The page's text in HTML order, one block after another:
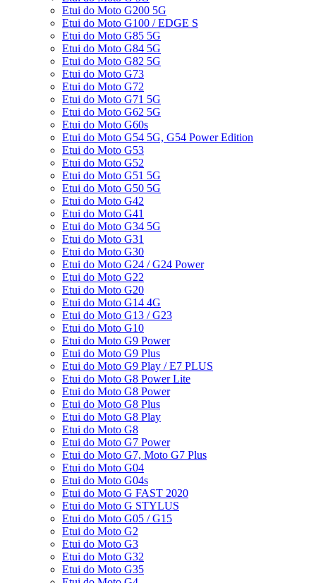
Etui do Moto G200 5G
Etui do Moto G100 / EDGE S
Etui do Moto G85 5G
Etui do Moto G84 5G
Etui do Moto G82 5G
Etui do Moto G73
Etui do Moto G72
Etui do Moto G71 5G
Etui do Moto G62 5G
Etui do Moto G60s
Etui do Moto G54 5G, G54 Power Edition
Etui do Moto G53
Etui do Moto G52
Etui do Moto G51 5G
Etui do Moto G50 5G
Etui do Moto G42
Etui do Moto G41
Etui do Moto G34 5G
Etui do Moto G31
Etui do Moto G30
Etui do Moto G24 / G24 Power
Etui do Moto G22
Etui do Moto G20
Etui do Moto G14 4G
Etui do Moto G13 / G23
Etui do Moto G10
Etui do Moto G9 Power
Etui do Moto G9 Plus
Etui do Moto G9 Play / E7 PLUS
Etui do Moto G8 Power Lite
Etui do Moto G8 Power
Etui do Moto G8 Plus
Etui do Moto G8 Play
Etui do Moto G8
Etui do Moto G7 Power
Etui do Moto G7, Moto G7 Plus
Etui do Moto G04
Etui do Moto G04s
Etui do Moto G FAST 2020
Etui do Moto G STYLUS
Etui do Moto G05 / G15
Etui do Moto G2
Etui do Moto G3
Etui do Moto G32
Etui do Moto G35